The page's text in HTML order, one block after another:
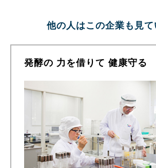
他の人はこの企業も見て
発酵の 力を借りて 健康守る